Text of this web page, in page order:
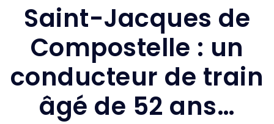
Saint-Jacques de
Compostelle : un
conducteur de train
âgé de 52 ans…